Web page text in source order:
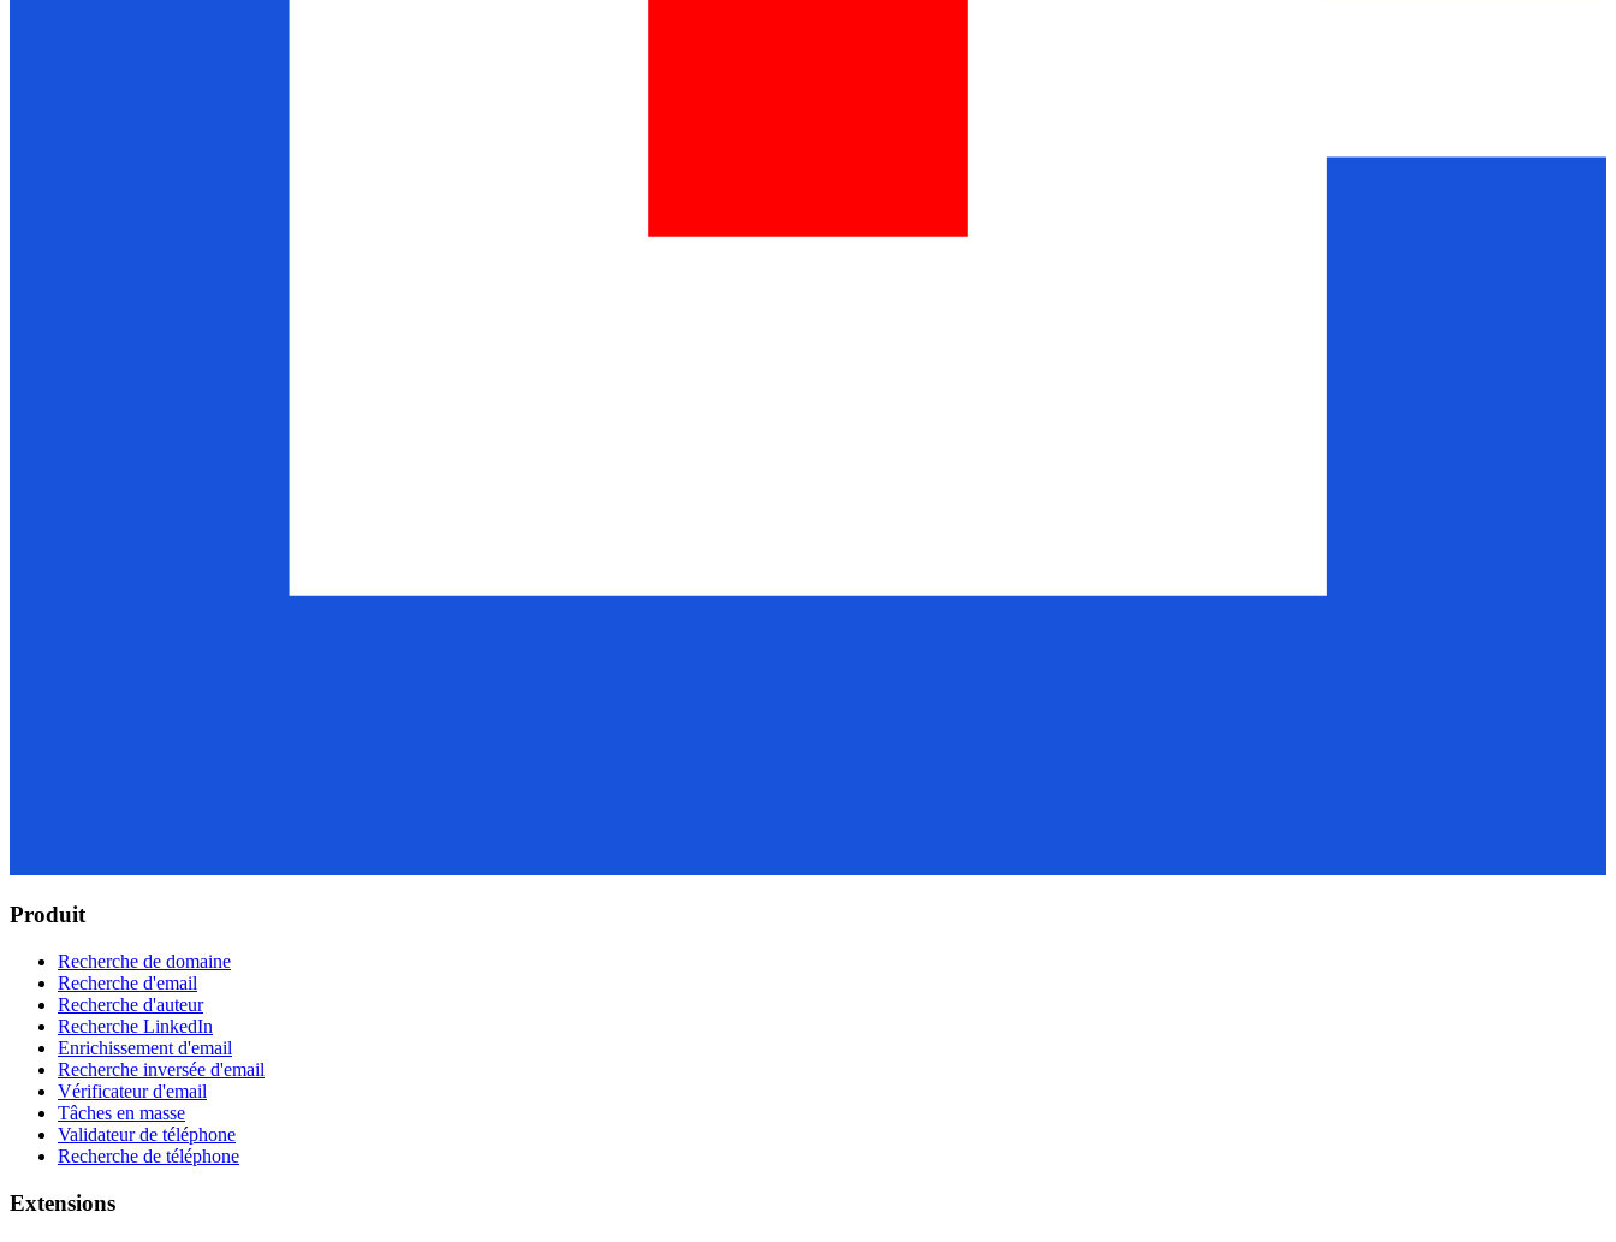
Produit
Recherche de domaine
Recherche d'email
Recherche d'auteur
Recherche LinkedIn
Enrichissement d'email
Recherche inversée d'email
Vérificateur d'email
Tâches en masse
Validateur de téléphone
Recherche de téléphone
Extensions